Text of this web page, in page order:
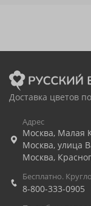
Доставка цветов
Адрес
Москва, Малая
Москва, улица
Москва,
Бесплатно.
8-800-333-0905